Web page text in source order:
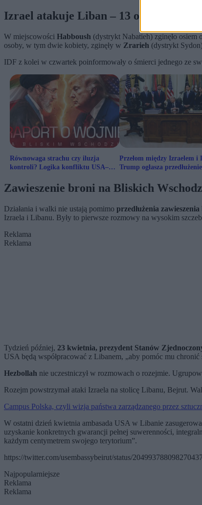
Izrael atakuje Liban – 13 ofiar
W miejscowości Habboush (dystrykt Nabatieh) zginęło
osoby, w tym dwie kobiety, zginęły w Zrarieh (dystrykt
IDF z kolei w czwartek poinformowały o śmierci jednego ze
Równowaga strachu czy iluzja
kontroli? Logika konfliktu USA–
Przełom między Izraelem i
Trump ogłasza
Zawieszenie broni na Bliskich
Działania i walki nie ustają pomimo przedłużenia
Izraela i Libanu. Były to pierwsze rozmowy na wysokim
Reklama
Reklama
Tydzień później, 23 kwietnia, prezydent Stanów
USA będą współpracować z Libanem, „aby pomóc mu chronić
Hezbollah nie uczestniczył w rozmowach o rozejmie.
Rozejm powstrzymał ataki Izraela na stolicę Libanu, Bejrut.
Campus Polska, czyli wizja państwa zarządzanego przez
W ostatni dzień kwietnia ambasada USA w Libanie
uzyskanie konkretnych gwarancji pełnej suwerenności,
każdym centymetrem swojego terytorium”.
https://twitter.com/usembassybeirut/status/
Najpopularniejsze
Reklama
Reklama